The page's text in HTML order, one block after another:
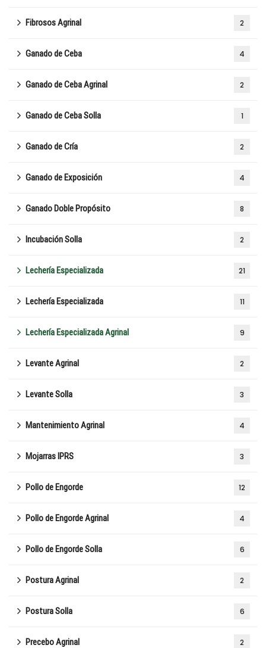
Fibrosos Agrinal 2
Ganado de Ceba 4
Ganado de Ceba Agrinal 2
Ganado de Ceba Solla 1
Ganado de Cría 2
Ganado de Exposición 4
Ganado Doble Propósito 8
Incubación Solla 2
Lechería Especializada 21
Lechería Especializada 11
Lechería Especializada Agrinal 9
Levante Agrinal 2
Levante Solla 3
Mantenimiento Agrinal 4
Mojarras IPRS 3
Pollo de Engorde 12
Pollo de Engorde Agrinal 4
Pollo de Engorde Solla 6
Postura Agrinal 2
Postura Solla 6
Precebo Agrinal 2